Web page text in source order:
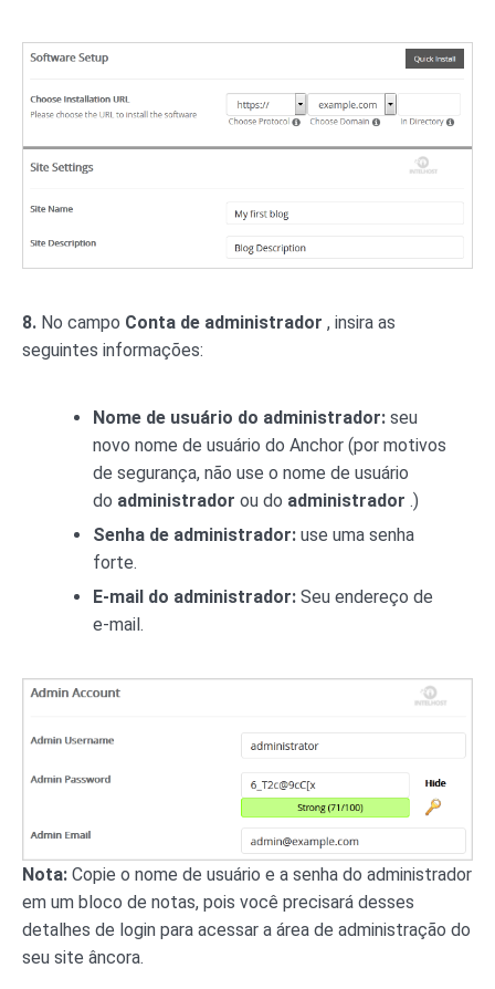
8. No campo Conta de administrador , insira as
seguintes informações:
Nome de usuário do administrador: seu
novo nome de usuário do Anchor (por motivos
de segurança, não use o nome de usuário
do administrador ou do administrador .)
Senha de administrador: use uma senha
forte.
E-mail do administrador: Seu endereço de
e-mail.
Nota: Copie o nome de usuário e a senha do administrador
em um bloco de notas, pois você precisará desses
detalhes de login para acessar a área de administração do
seu site âncora.